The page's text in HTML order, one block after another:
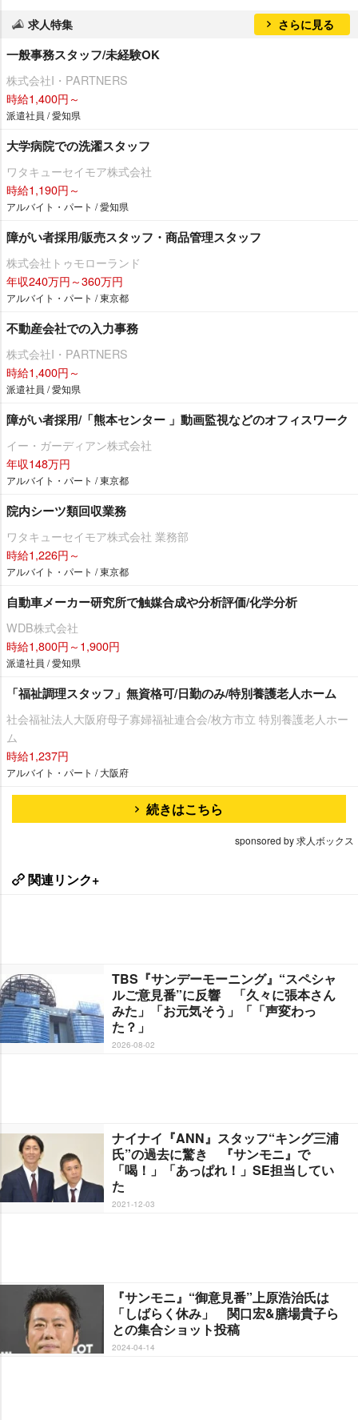
求人特集 さらに見る
一般事務スタッフ/未経験OK
株式会社I・PARTNERS
時給1,400円～
派遣社員 / 愛知県
大学病院での洗濯スタッフ
ワタキューセイモア株式会社
時給1,190円～
アルバイト・パート / 愛知県
障がい者採用/販売スタッフ・商品管理スタッフ
株式会社トゥモローランド
年収240万円～360万円
アルバイト・パート / 東京都
不動産会社での入力事務
株式会社I・PARTNERS
時給1,400円～
派遣社員 / 愛知県
障がい者採用/「熊本センター 」動画監視などのオフィスワーク
イー・ガーディアン株式会社
年収148万円
アルバイト・パート / 東京都
院内シーツ類回収業務
ワタキューセイモア株式会社 業務部
時給1,226円～
アルバイト・パート / 東京都
自動車メーカー研究所で触媒合成や分析評価/化学分析
WDB株式会社
時給1,800円～1,900円
派遣社員 / 愛知県
「福祉調理スタッフ」無資格可/日勤のみ/特別養護老人ホーム
社会福祉法人大阪府母子寡婦福祉連合会/枚方市立 特別養護老人ホー
ム
時給1,237円
アルバイト・パート / 大阪府
続きはこちら
sponsored by 求人ボックス
関連リンク+
TBS『サンデーモーニング』“スペシャ
ルご意見番”に反響 「久々に張本さん
みた」「お元気そう」「「声変わっ
た？」
2026-08-02
ナイナイ『ANN』スタッフ“キング三浦
氏”の過去に驚き 『サンモニ』で
「喝！」「あっぱれ！」SE担当してい
た
2021-12-03
『サンモニ』“御意見番”上原浩治氏は
「しばらく休み」 関口宏&膳場貴子ら
との集合ショット投稿
2024-04-14